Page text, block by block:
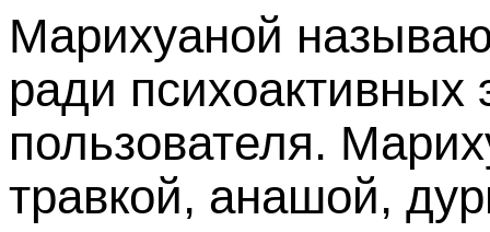
Марихуаной
ради
пользователя.
травкой, анашой,